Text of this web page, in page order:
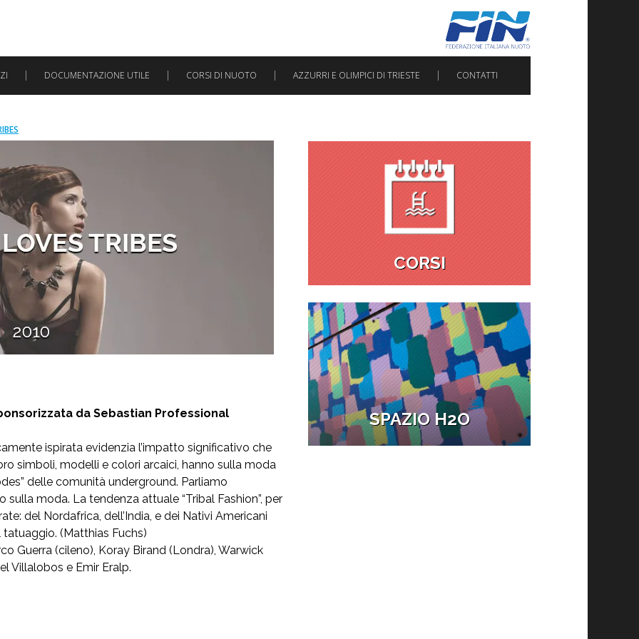
DOCUMENTAZIONE UTILE CORSI DI NUOTO AZZURRI E OLIMPICI DI TRIESTE CONTATTI
da Sebastian Professional
ispirata evidenzia l’impatto significativo che
simboli, modelli e colori arcaici, hanno sulla moda
delle comunità underground. Parliamo
sulla moda. La tendenza attuale “Tribal Fashion”, per
del Nordafrica, dell’India, e dei Nativi Americani
(Matthias Fuchs)
Guerra (cileno), Koray Birand (Londra), Warwick
Villalobos e Emir Eralp.
CORSI
SPAZIO H2O